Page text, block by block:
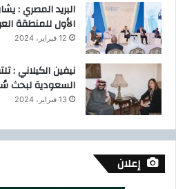
البريد المصري :
الأول للمنطقة
12 فبراير، 2024
نيفين الكيلاني :
السعودية لبحث
13 فبراير، 2024
إعلان